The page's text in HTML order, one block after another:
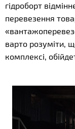
гідроборт
перевезення
варто розуміти,
комплексі,